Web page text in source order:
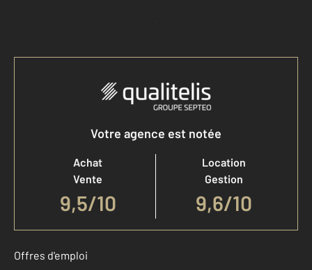
Accéder à mon compte
Votre agence est notée
Achat
Vente
9,5/10
Location
Gestion
9,6/10
Offres d'emploi